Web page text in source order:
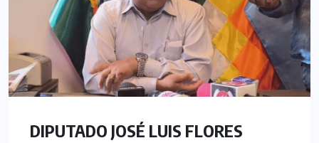
DIPUTADO JOSÉ LUIS FLORES